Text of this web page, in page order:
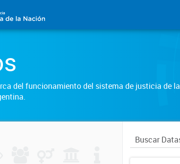
del funcionamiento del sistema de justicia de la